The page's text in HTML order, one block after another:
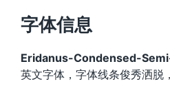
字体信息
Eridanus-Condensed-
英文字体，字体线条俊秀洒脱